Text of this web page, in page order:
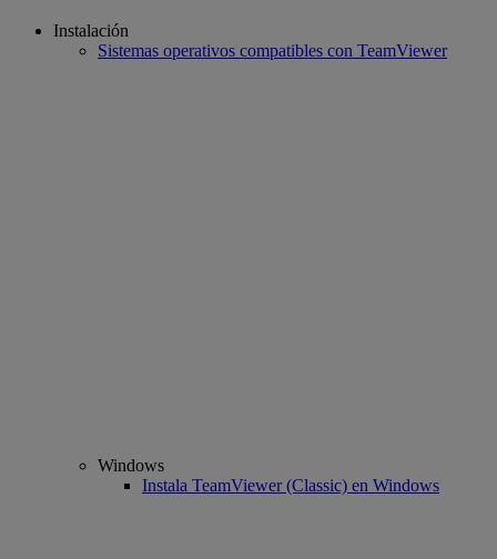
Instalación
Sistemas operativos compatibles con TeamViewer
Windows
Instala TeamViewer (Classic) en Windows